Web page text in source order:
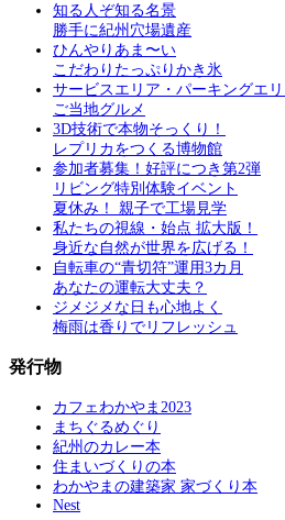
知る人ぞ知る名景
勝手に紀州穴場遺産
ひんやりあま〜い
こだわりたっぷりかき氷
サービスエリア・パーキングエ
ご当地グルメ
3D技術で本物そっくり！
レプリカをつくる博物館
参加者募集！好評につき第2弾
リビング特別体験イベント
夏休み！ 親子で工場見学
私たちの視線・始点 拡大版！
身近な自然が世界を広げる！
自転車の“青切符”運用3カ月
あなたの運転大丈夫？
ジメジメな日も心地よく
梅雨は香りでリフレッシュ
発行物
カフェわかやま2023
まちぐるめぐり
紀州のカレー本
住まいづくりの本
わかやまの建築家 家づくり本
Nest